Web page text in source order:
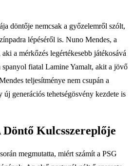
döntője nemcsak a győzelemről szólt,
lépéséről is. Nuno Mendes, a
a mérkőzés legértékesebb játékosává
spanyol fiatal Lamine Yamalt, akit a jövő
teljesítménye nem csupán a
új generációs tehetségösvény kezdete is
Kulcsszereplője
megmutatta, miért számít a PSG